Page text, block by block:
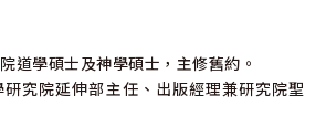
道學碩士及神學碩士，主修舊約。
究院延伸部主任、出版經理兼研究院聖